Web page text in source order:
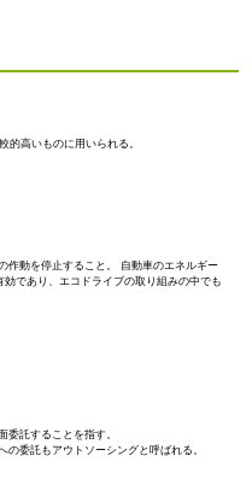
的高いものに用いられる。
作動を停止すること。 自動車のエネルギー
であり、エコドライブの取り組みの中でも
委託することを指す。
委託もアウトソーシングと呼ばれる。